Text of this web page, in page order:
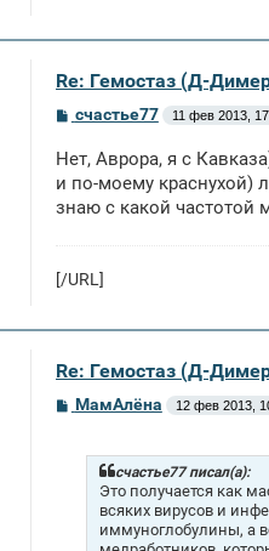
Re: Гемостаз (Д-
С
б
щ
н
счастье77 11 фев 2013,
Нет, Аврора, я с
и по-моему краснухой)
знаю с какой
[/URL]
Re: Гемостаз (Д-
СМамАлёна 12 фев 2013,
счастье77 писал(а):
Это получается как
всяких вирусов и
иммуноглобулины, а